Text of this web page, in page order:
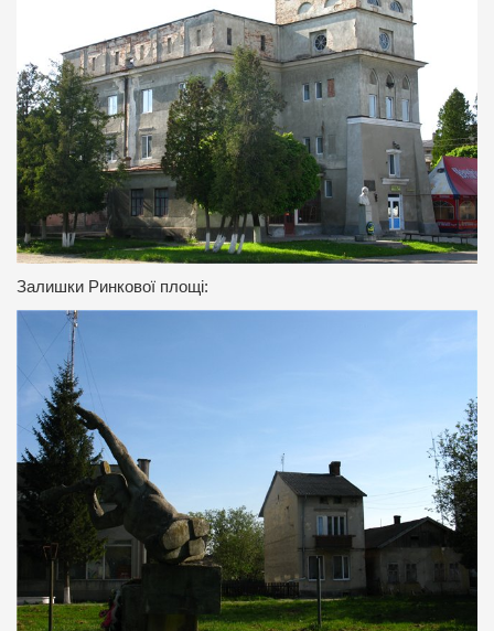
Залишки Ринкової площі: